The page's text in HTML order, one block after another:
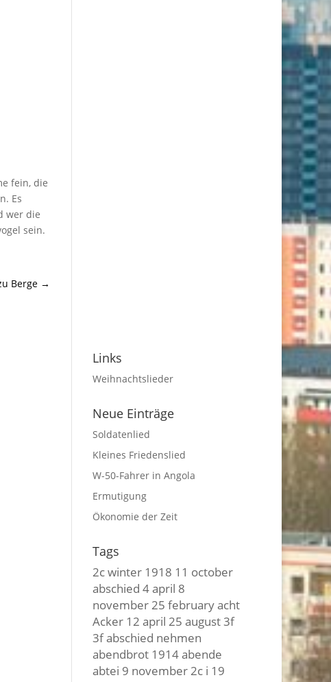
fein, die
Es
wer die
sein.
Berge→
Links
Weihnachtslieder
Neue Einträge
Soldatenlied
Kleines Friedenslied
W-50-Fahrer in Angola
Ermutigung
Ökonomie der Zeit
Tags
2c winter 1918 11 october
abschied 4 april 8
november25 februaryacht
Acker 12 april 25 august3f
3fabschied nehmen
abendbrot 1914abende
abtei 9 november2c i 19